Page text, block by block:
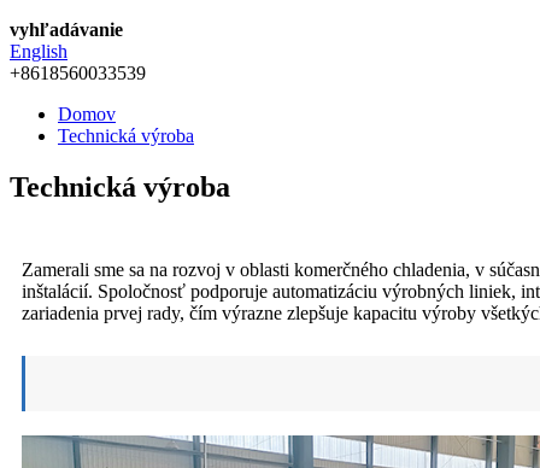
vyhľadávanie
English
+8618560033539
Domov
Technická výroba
Technická výroba
Zamerali sme sa na rozvoj v oblasti komerčného chladenia, v
inštalácií. Spoločnosť podporuje automatizáciu výrobných liniek,
zariadenia prvej rady, čím výrazne zlepšuje kapacitu výroby